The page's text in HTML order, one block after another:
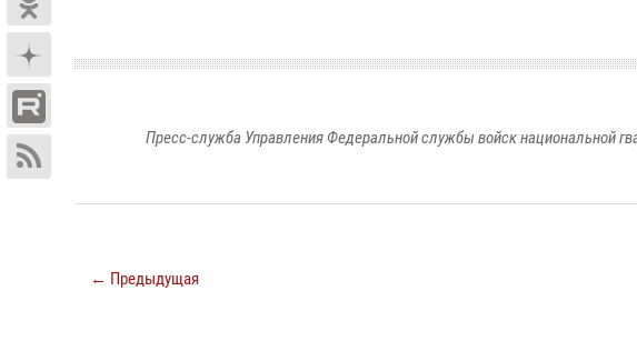
Пресс-служба Управления Федеральной службы войск национальной
← Предыдущая